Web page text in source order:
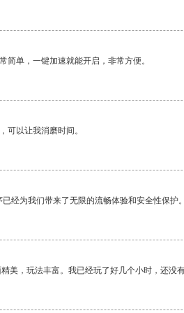
简单，一键加速就能开启，非常方便。
可以让我消磨时间。
经为我们带来了无限的流畅体验和安全性保护。
美，玩法丰富。我已经玩了好几个小时，还没有